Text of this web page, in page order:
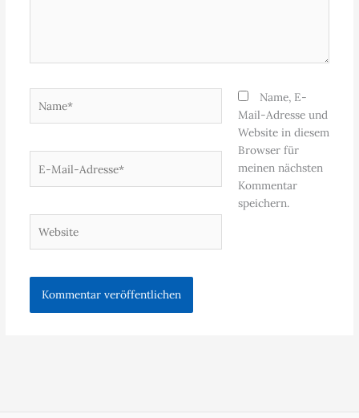
Mail-
Name, E-
Mail-Adresse und
Website in diesem
Browser für
meinen nächsten
Kommentar
speichern.